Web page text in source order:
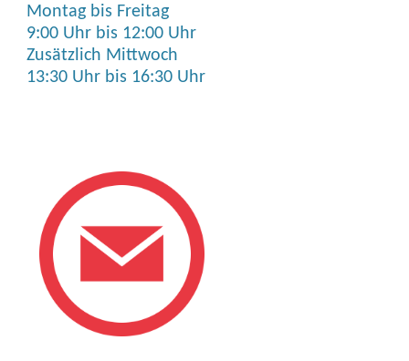
Montag bis Freitag
9:00 Uhr bis 12:00 Uhr
Zusätzlich Mittwoch
13:30 Uhr bis 16:30 Uhr